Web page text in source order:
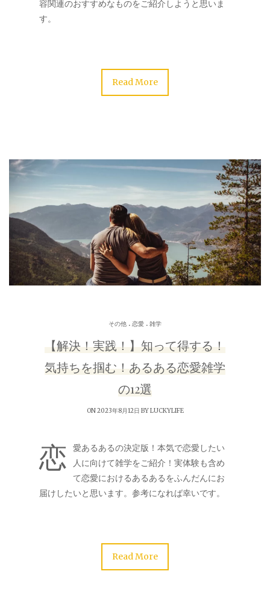
容関連のおすすめなものをご紹介しようと思いま
す。
Read More
その他 . 恋愛 . 雑学
【解決！実践！】知って得する！
気持ちを掴む！あるある恋愛雑学
の12選
ON 2023年8月12日 BYLUCKYLIFE
恋
愛あるあるの決定版！本気で恋愛したい
人に向けて雑学をご紹介！実体験も含め
て恋愛におけるあるあるをふんだんにお
届けしたいと思います。参考になれば幸いです。
Read More